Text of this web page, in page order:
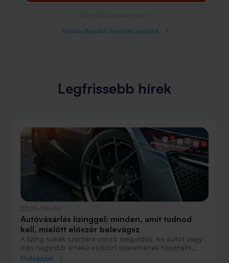
További Bank360 lakáshitel ajánlatok
Legfrissebb hírek
Autóvásárlás lízinggel: minden, amit tudnod
kell, mielőtt először belevágsz
A lízing sokak számára vonzó megoldás, ha autót vagy
más nagyobb értékű eszközt szeretnének használni
anélkül, hogy azt egy összegben ki kellene fizetniük.
Elolvasom